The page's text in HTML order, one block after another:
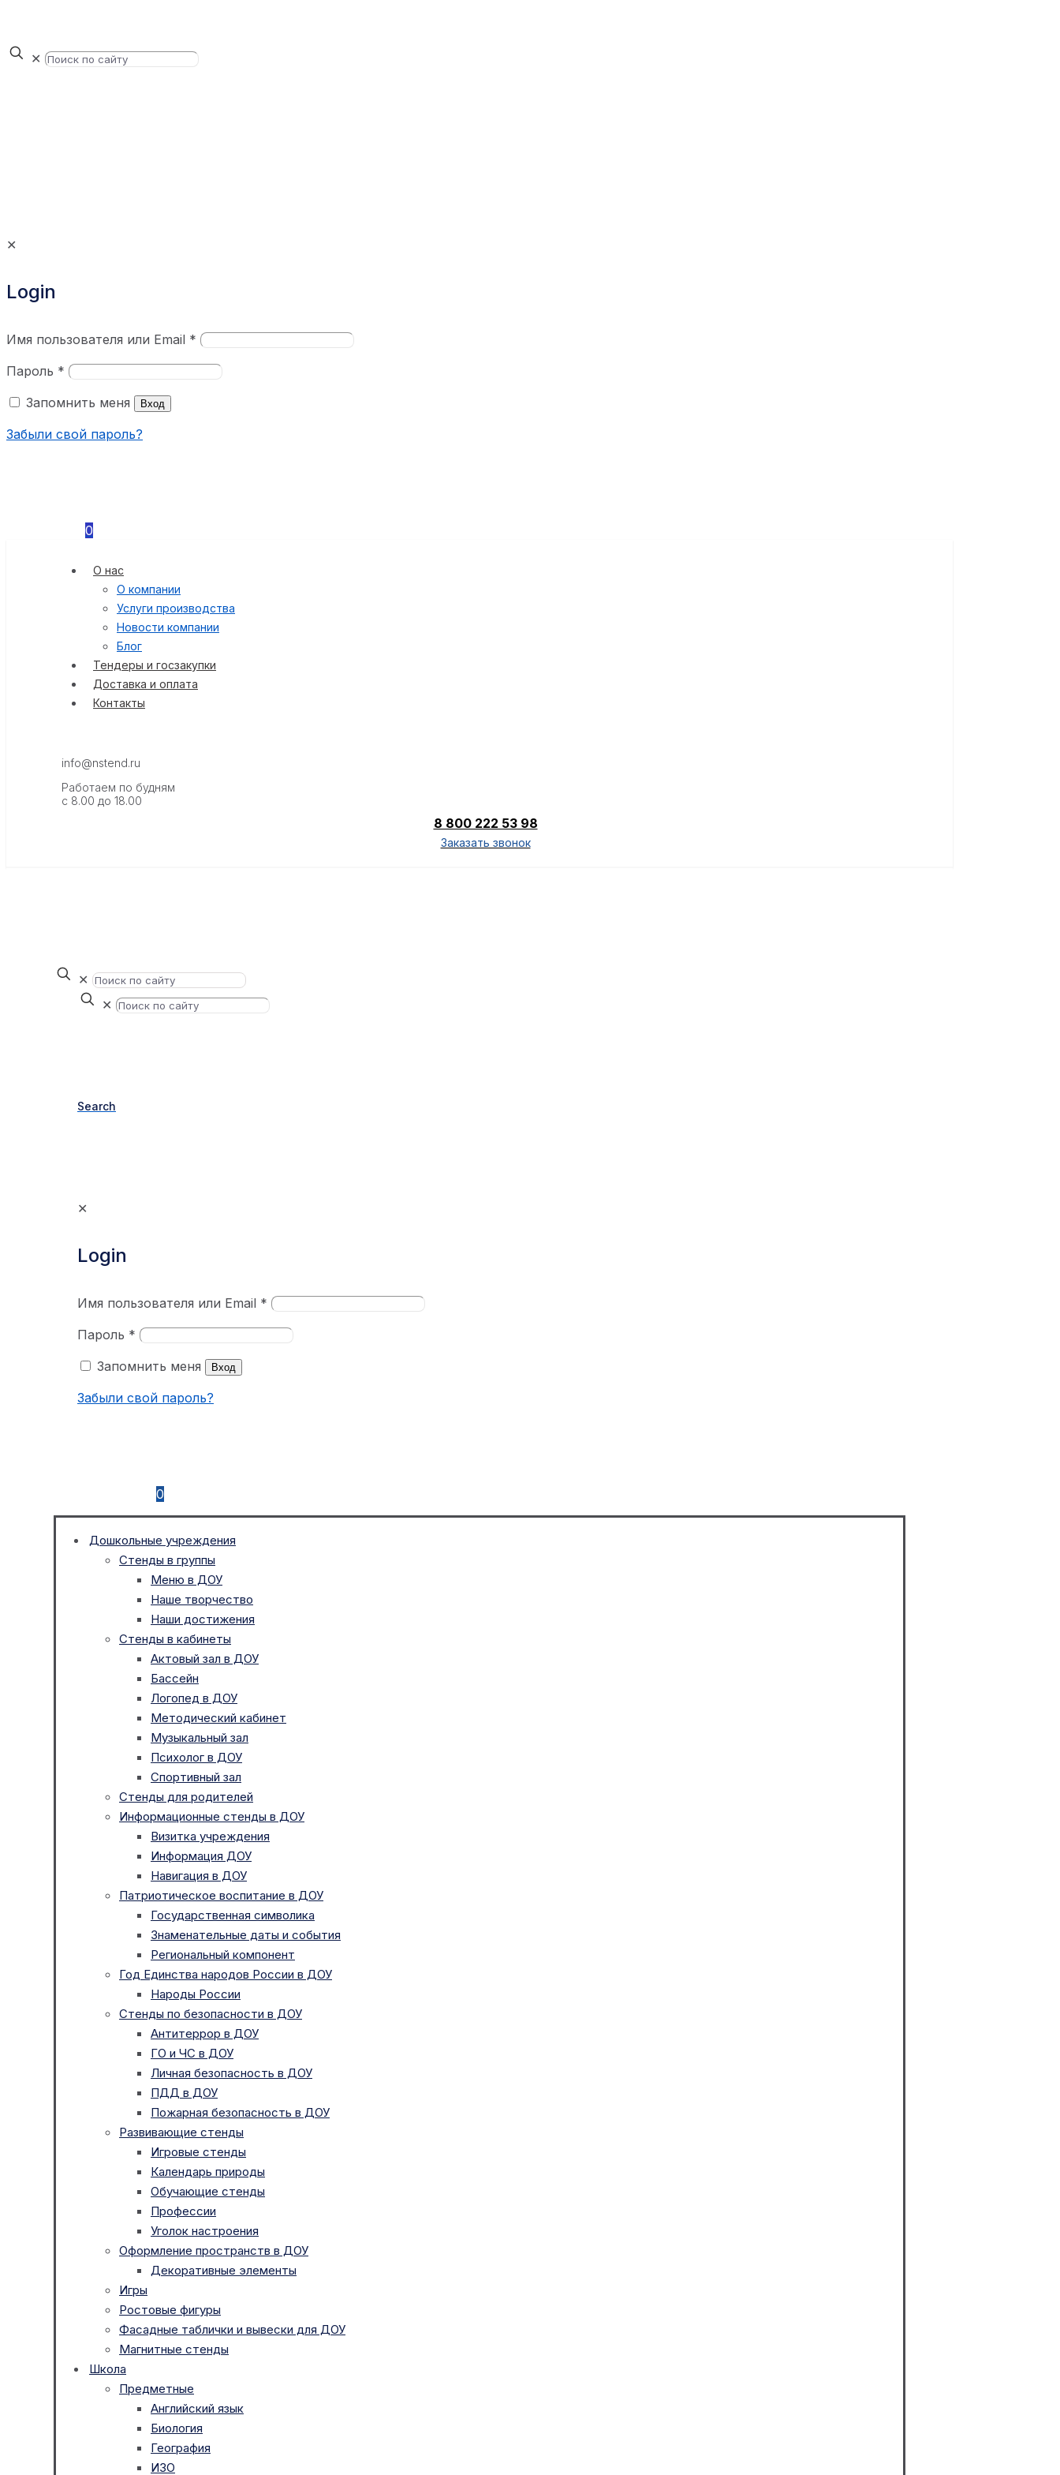
✕
✕
Login
Имя пользователя или Email *
Пароль *
Запомнить меня
Вход
Забыли свой пароль?
0
О нас
О компании
Услуги производства
Новости компании
Блог
Тендеры и госзакупки
Доставка и оплата
Контакты
info@nstend.ru
Работаем по будням
с 8.00 до 18.00
8 800 222 53 98
Заказать звонок
✕
✕
Search
✕
Login
Имя пользователя или Email *
Пароль *
Запомнить меня
Вход
Забыли свой пароль?
0
Дошкольные учреждения
Стенды в группы
Меню в ДОУ
Наше творчество
Наши достижения
Стенды в кабинеты
Актовый зал в ДОУ
Бассейн
Логопед в ДОУ
Методический кабинет
Музыкальный зал
Психолог в ДОУ
Спортивный зал
Стенды для родителей
Информационные стенды в ДОУ
Визитка учреждения
Информация ДОУ
Навигация в ДОУ
Патриотическое воспитание в ДОУ
Государственная символика
Знаменательные даты и события
Региональный компонент
Год Единства народов России в ДОУ
Народы России
Стенды по безопасности в ДОУ
Антитеррор в ДОУ
ГО и ЧС в ДОУ
Личная безопасность в ДОУ
ПДД в ДОУ
Пожарная безопасность в ДОУ
Развивающие стенды
Игровые стенды
Календарь природы
Обучающие стенды
Профессии
Уголок настроения
Оформление пространств в ДОУ
Декоративные элементы
Игры
Ростовые фигуры
Фасадные таблички и вывески для ДОУ
Магнитные стенды
Школа
Предметные
Английский язык
Биология
География
ИЗО